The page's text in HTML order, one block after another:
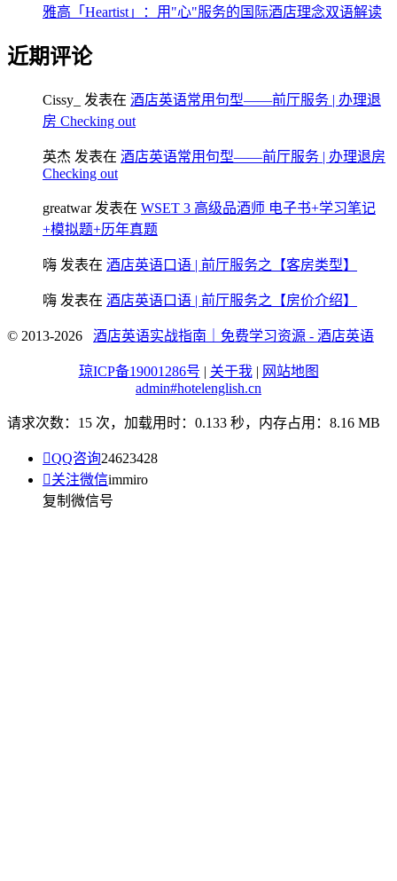
雅高「Heartist」：用"心"服务的国际酒店理念双语解读
近期评论
Cissy_ 发表在 酒店英语常用句型——前厅服务 | 办理退
房 Checking out
英杰 发表在 酒店英语常用句型——前厅服务 | 办理退房
Checking out
greatwar发表在 WSET 3 高级品酒师 电子书+学习笔记
+模拟题+历年真题
嗨 发表在 酒店英语口语 | 前厅服务之【客房类型】
嗨 发表在 酒店英语口语 | 前厅服务之【房价介绍】
© 2013-2026 酒店英语实战指南｜免费学习资源 - 酒店英语
琼ICP备19001286号 | 关于我 | 网站地图
admin#hotelenglish.cn
请求次数：15 次，加载用时：0.133 秒，内存占用：8.16 MB
QQ咨询24623428
关注微信immiro
复制微信号